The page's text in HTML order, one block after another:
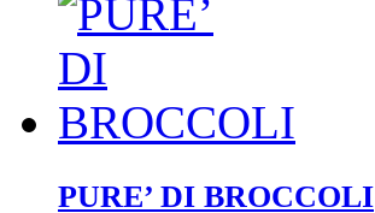
PURE’ DI BROCCOLI